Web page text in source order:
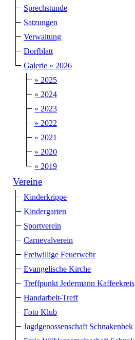
Sprechstunde
Satzungen
Verwaltung
Dorfblatt
Galerie » 2026
» 2025
» 2024
» 2023
» 2022
» 2021
» 2020
» 2019
Vereine
Kinderkrippe
Kindergarten
Sportverein
Carnevalverein
Freiwillige Feuerwehr
Evangelische Kirche
Treffpunkt Jedermann Kaffeekreis
Handarbeit-Treff
Foto Klub
Jagdgenossenschaft Schnakenbek